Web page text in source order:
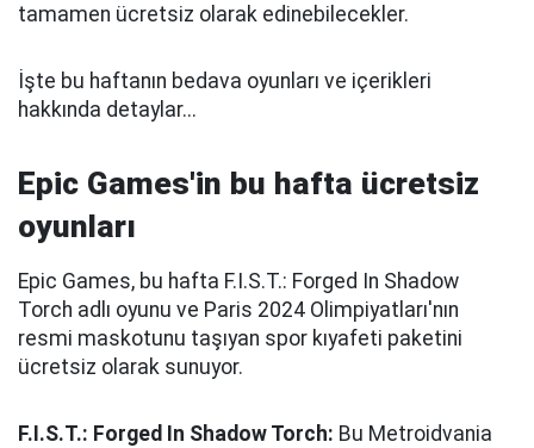
tamamen ücretsiz olarak edinebilecekler.
İşte bu haftanın bedava oyunları ve içerikleri
hakkında detaylar...
Epic Games'in bu hafta ücretsiz
oyunları
Epic Games, bu hafta F.I.S.T.: Forged In Shadow
Torch adlı oyunu ve Paris 2024 Olimpiyatları'nın
resmi maskotunu taşıyan spor kıyafeti paketini
ücretsiz olarak sunuyor.
F.I.S.T.: Forged In Shadow Torch: Bu Metroidvania